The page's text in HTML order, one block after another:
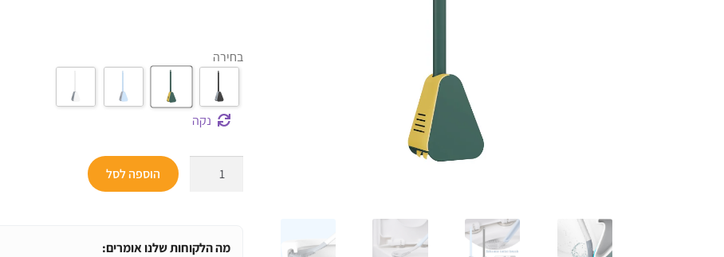
בחירה
נקה
כמות
גמישה
הוספה לסל
מה הלקוחות שלנו אומרים: